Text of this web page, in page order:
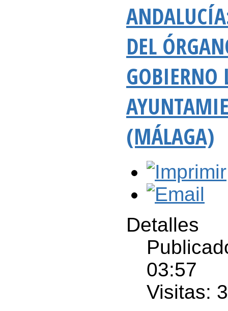
DEL
GOBIERNO
(MÁLAGA)
Detalles
03:57
Visitas: